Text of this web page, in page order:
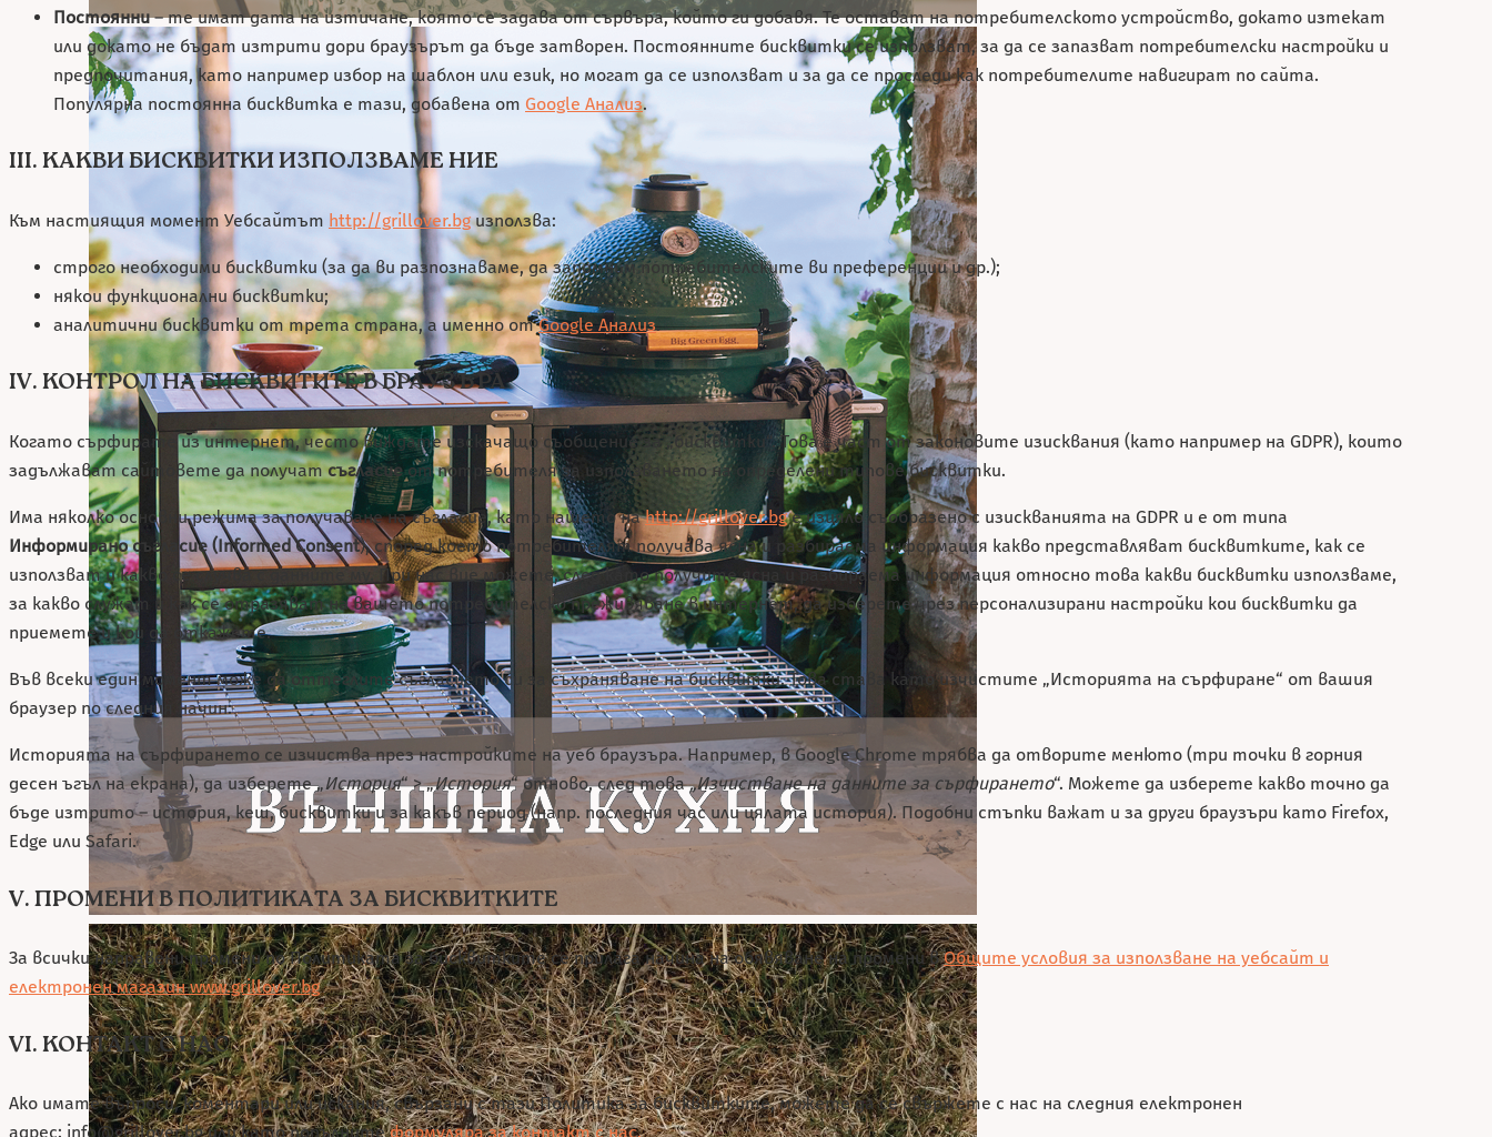
Постоянни– те имат дата на изтичане, която се задава от сървъра, който ги добавя. Те остават на потребителското устройство, докато изтекат
или докато не бъдат изтрити дори браузърът да бъде затворен. Постоянните бисквитки се използват, за да се запазват потребителски настройки и
предпочитания, като например избор на шаблон или език, но могат да се използват и за да се проследи как потребителите навигират по сайта.
Популярна постоянна бисквитка е тази, добавена от Google Анализ.
III. КАКВИ БИСКВИТКИ ИЗПОЛЗВАМЕ НИЕ
Към настиящия момент Уебсайтът http://grillover.bgизползва:
строго необходими бисквитки (за да ви разпознаваме, да запомним потребителските ви преференции и др.);
някои функционални бисквитки;
аналитични бисквитки от трета страна, а именно отGoogle Анализ.
IV. КОНТРОЛ НА БИСКВИТИТЕ В БРАУЗЪРА
Когато сърфирате из интернет, често виждате изскачащо съобщение за „бисквитки“. Това е част от законовите изисквания (като например на GDPR), които
задължават сайтовете да получатсъгласиеот потребителя за използването на определени типове бисквитки.
Има няколко основни режима за получаване на съгласие, като нашето наhttp://grillover.bgе изцяло съобразено с изискванията на GDPR и е от типа
Информирано съгласие (Informed Consent), според което потребителят получава ясна и разбираема информация какво представляват бисквитките, как се
използват и какво се случва с данните му. При нас вие можете, след като получите ясна и разбираема информация относно това какви бисквитки използваме,
за какво служат и как се отразяват на вашето потребителско преживяване в интернет, да изберете чрез персонализирани настройки кои бисквитки да
приемете и кои да откажете.
Във всеки един момент може да оттеглите съгласието си за съхраняване на бисквитки. Това става като изчистите „Историята на сърфиране“ от вашия
браузер по следния начин:
Историята на сърфирането се изчиства през настройките на уеб браузъра. Например, в Google Chrome трябва да отворите менюто (три точки в горния
десен ъгъл на екрана), да изберете „История“ > „История“ отново, след това„Изчистване на данните за сърфирането“. Можете да изберете какво точно да
бъде изтрито – история, кеш, бисквитки и за какъв период (напр. последния час или цялата история). Подобни стъпки важат и за други браузъри като Firefox,
Edge или Safari.
V. ПРОМЕНИ В ПОЛИТИКАТА ЗА БИСКВИТКИТЕ
За всички направени промени по Политиката за бисквитките се прилага начина на обявяване на промени вОбщите условия за използване на уебсайт и
електронен магазин www.grillover.bg
VI. КОНТАКТ С НАС
Ако имате въпроси, коментари или искания, свързани с тази Политика за бисквитките, можете да се свържете с нас на следния електронен
адрес: info@grillover.bgили като попълнитеформуляра за контакт с нас.